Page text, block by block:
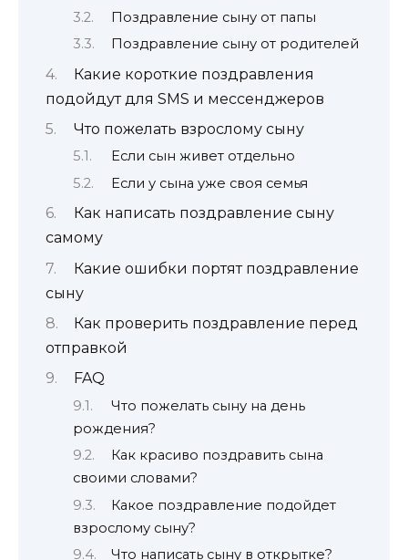
Поздравление сыну от папы
Поздравление сыну от родителей
Какие короткие поздравления
подойдут для SMS и мессенджеров
Что пожелать взрослому сыну
Если сын живет отдельно
Если у сына уже своя семья
Как написать поздравление сыну
самому
Какие ошибки портят поздравление
сыну
Как проверить поздравление перед
отправкой
FAQ
Что пожелать сыну на день
рождения?
Как красиво поздравить сына
своими словами?
Какое поздравление подойдет
взрослому сыну?
Что написать сыну в открытке?